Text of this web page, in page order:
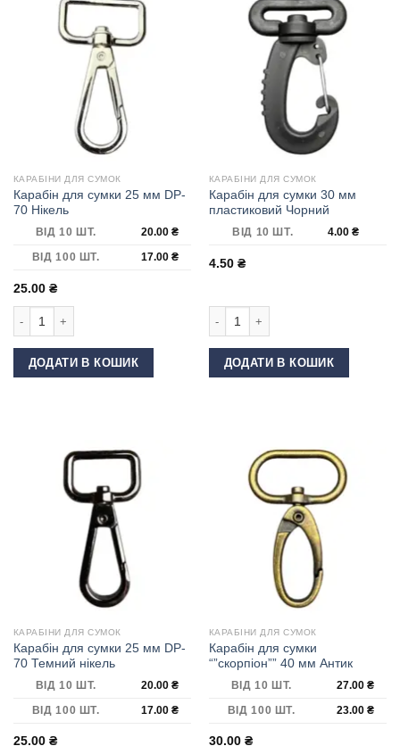
КАРАБІНИ ДЛЯ СУМОК
Карабін для сумки 25 мм DP-
70 Нікель
ВІД 10 ШТ. 20.00₴
ВІД 100 ШТ.
17.00₴
25.00 ₴
ДОДАТИ В КОШИК
КАРАБІНИ ДЛЯ СУМОК
Карабін для сумки 30 мм
пластиковий Чорний
ВІД 10 ШТ. 4.00 ₴
4.50 ₴
ДОДАТИ В КОШИК
КАРАБІНИ ДЛЯ СУМОК
Карабін для сумки 25 мм DP-
70 Темний нікель
ВІД 10 ШТ. 20.00₴
ВІД 100 ШТ.
17.00₴
25.00 ₴
КАРАБІНИ ДЛЯ СУМОК
Карабін для сумки
“”скорпіон”” 40 мм Антик
ВІД 10 ШТ. 27.00₴
ВІД 100 ШТ.
23.00₴
30.00 ₴